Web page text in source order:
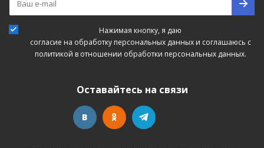
Нажимая кнопку, я даю
согласие на обработку персональных данныхи соглашаюсь с
политикой в отношении обработки персональных данных.
Оставайтесь на связи